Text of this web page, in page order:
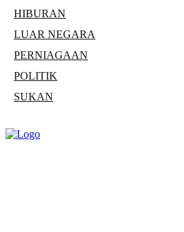
HIBURAN
LUAR NEGARA
PERNIAGAAN
POLITIK
SUKAN